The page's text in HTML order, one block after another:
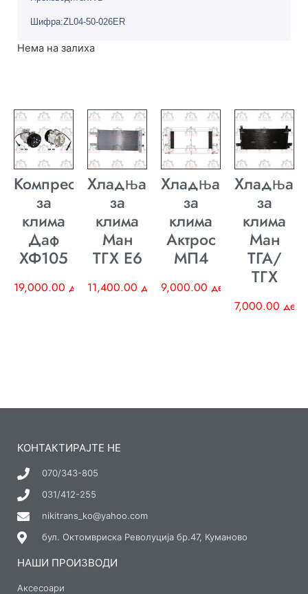
Шифра:ZL04-50-026ER
Нема на залиха
Компресор
за
клима
Даф
ХФ105
19,000.00 ден
Хладњак
за
клима
Ман
ТГХ E6
11,400.00 ден
Хладњак
за
клима
Актрос
МП4
9,000.00 ден
Хладњак
за
клима
Ман
ТГА/
ТГХ
7,000.00 ден
КОНТАКТИРАЈТЕ НЕ
070/343-805
031/412-255
nikitrans_ko@yahoo.com
бул. Октомвриска Револуција бр.47, Куманово
НАШИ ПРОИЗВОДИ
Аксесоари